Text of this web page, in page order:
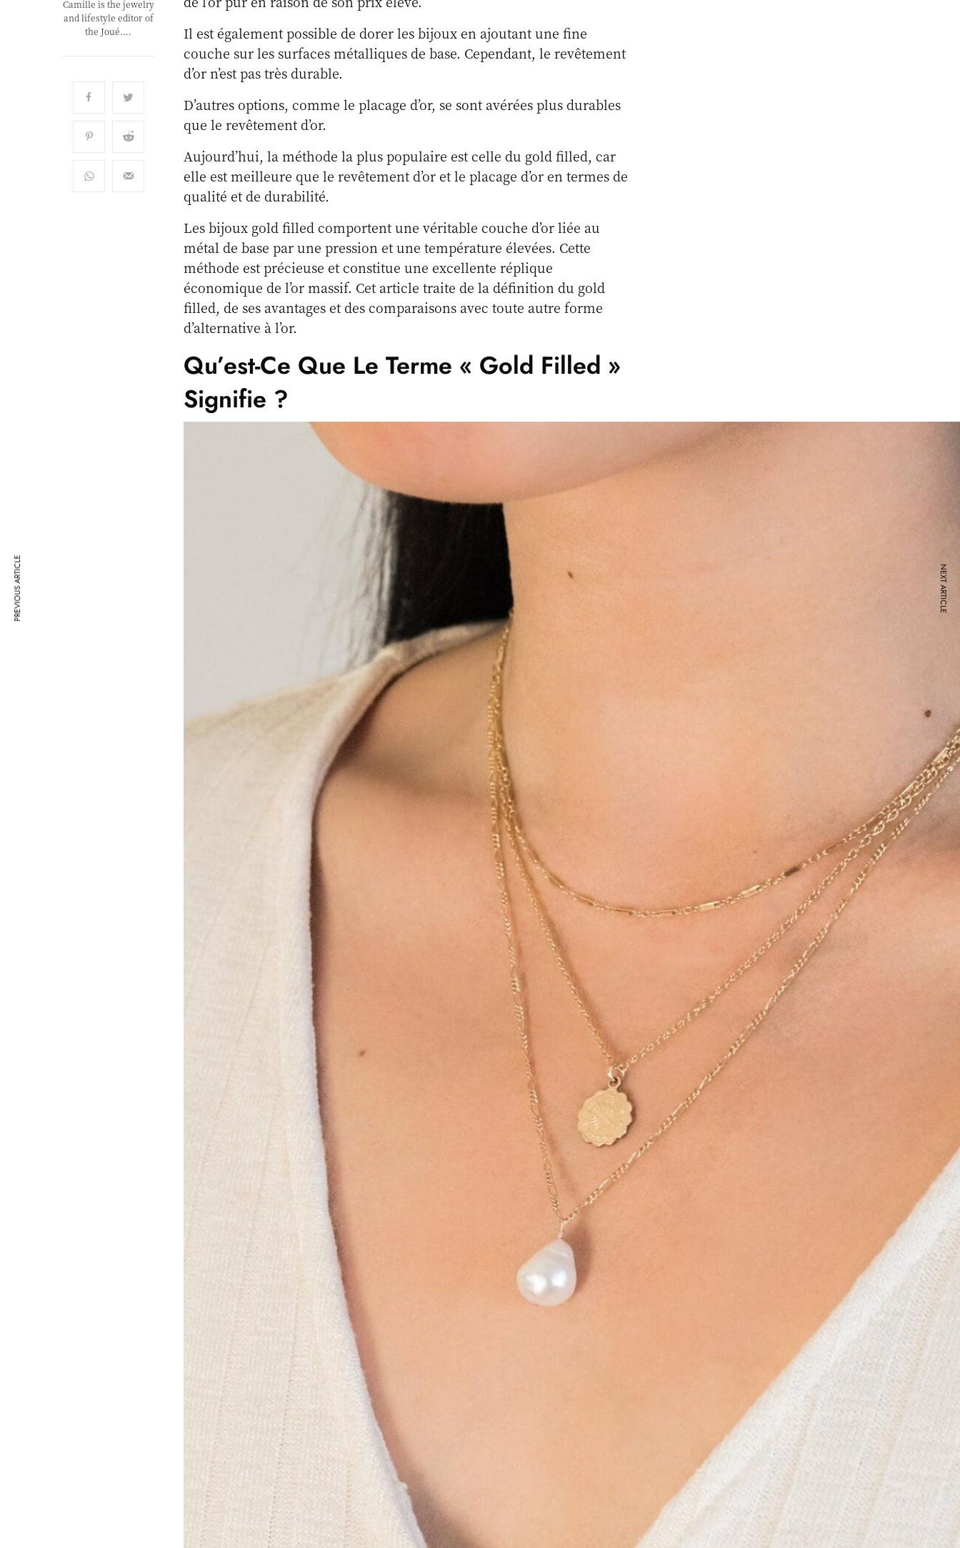
Camille is the jewelry
and lifestyle editor of
the Joué.…
Il est également possible de dorer les bijoux en ajoutant une fine
couche sur les surfaces métalliques de base. Cependant, le revêtement
d’or n’est pas très durable.
D’autres options, comme le placage d’or, se sont avérées plus durables
que le revêtement d’or.
Aujourd’hui, la méthode la plus populaire est celle du gold filled, car
elle est meilleure que le revêtement d’or et le placage d’or en termes de
qualité et de durabilité.
Les bijoux gold filled comportent une véritable couche d’or liée au
métal de base par une pression et une température élevées. Cette
méthode est précieuse et constitue une excellente réplique
économique de l’or massif. Cet article traite de la définition du gold
filled, de ses avantages et des comparaisons avec toute autre forme
d’alternative à l’or.
Qu’est-Ce Que Le Terme « Gold Filled »
Signifie ?
PREVIOUS ARTICLE NEXT ARTICLE